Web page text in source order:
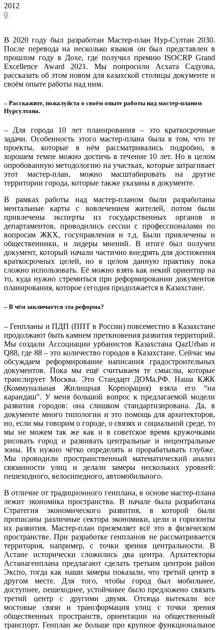
2012
0
В 2020 году был разработан Мастер-план Нур-Султан 2030.
После перевода на несколько языков он был представлен в
прошлом году в Дохе, где получил премию ISOCRP Grand
Excellence Award 2021. Мы попросили Асхата Садуова,
рассказать об этом новом для казахской столицы документе и
своём опыте работы над ним.
– Расскажите, пожалуйста о своём опыте работы над мастер-планом
Нурсултана.
– Для города 10 лет планирования – это краткосрочные
задачи. Особенность этого мастер-плана была в том, что те
проекты, которые в нём рассматривались подробно, в
хорошем темпе можно достичь в течение 10 лет. Но в целом
опробованную методологию на участках, которые затрагивает
этот мастер-план, можно масштабировать на другие
территории города, которые также указаны в документе.
В рамках работы над мастер-планом были разработаны
ментальные карты с вовлечением жителей, потом были
привлечены эксперты из государственных органов и
департаментов, проводились сессии с профессионалами по
вопросам ЖКХ, госуправления и т.д. Были привлечены и
общественники, и лидеры мнений. В итоге был получен
документ, который начали частично внедрять для достижения
краткосрочных целей, но в целом данную практику пока
сложно использовать. Её можно взять как некий ориентир на
то, куда нужно стремиться при реформировании документов
планирования, которое сегодня продолжается в Казахстане.
– В чём заключается эта реформа?
– Генпланы и ПДП (ППТ в России) повсеместно в Казахстане
продолжают быть камнем преткновения развития территорий.
Мы создали Ассоциации урбанистов Казахстана QazUrban и
Q88, где 88 – это количество городов в Казахстане. Сейчас мы
обсуждаем реформирование написания градостроительных
документов. Пока мы ещё считываем те смыслы, которые
транслирует Москва. Это Стандарт ДОМа.РФ. Наша КЖК
(Коммунальная Жилищная Корпорация) взяла его “на
карандаш”. У меня большой вопрос к предлагаемой модели
развития городов: она слишком стандартизирована. Да, в
документе много типологии и это помощь для архитекторов,
но, если мы говорим о городе, о связях и социальной среде, то
мы не можем так же как и в советское время кружочками
рисовать город и развивать центральные и нецентральные
зоны. Их нужно чётко определять и прорабатывать глубже.
Мы проводили пространственный математический анализ
связанности улиц и делали замеры нескольких уровней:
пешеходного, велосипедного, автомобильного.
В отличие от традиционного генплана, в основе мастер-плана
лежит экономика пространства. В начале была разработана
Стратегия экономического развития, в которой были
прописаны различные сектора экономики, цели и горизонты
их развития. Мастер-план приземляет всё это в физическом
пространстве. При разработке генпланов не рассматривается
территория, например, с точки зрения центральности. В
Астане исторически сложились два центра. Архитекторы
Астанагенплана предлагают сделать третьим центром район
Экспо, тогда как наши замеры показали, что третий центр в
другом месте. Для того, чтобы город был мобильнее,
доступнее, пешеходнее, устойчивее было предложено связать
третий центр с другими двумя. Отсюда вытекали все
мостовые связи и трансформация улиц с точки зрения
общественных пространств, ориентации на общественный
транспорт. Генплан же больше про крупное функциональное